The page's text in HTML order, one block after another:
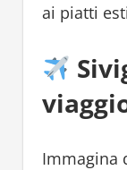
ai piatti
Immagina